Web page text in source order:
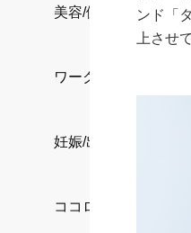
美容/健康
ワークスタイル
妊娠/出産/家族
ココロ/カラダ
ンド「
上させ